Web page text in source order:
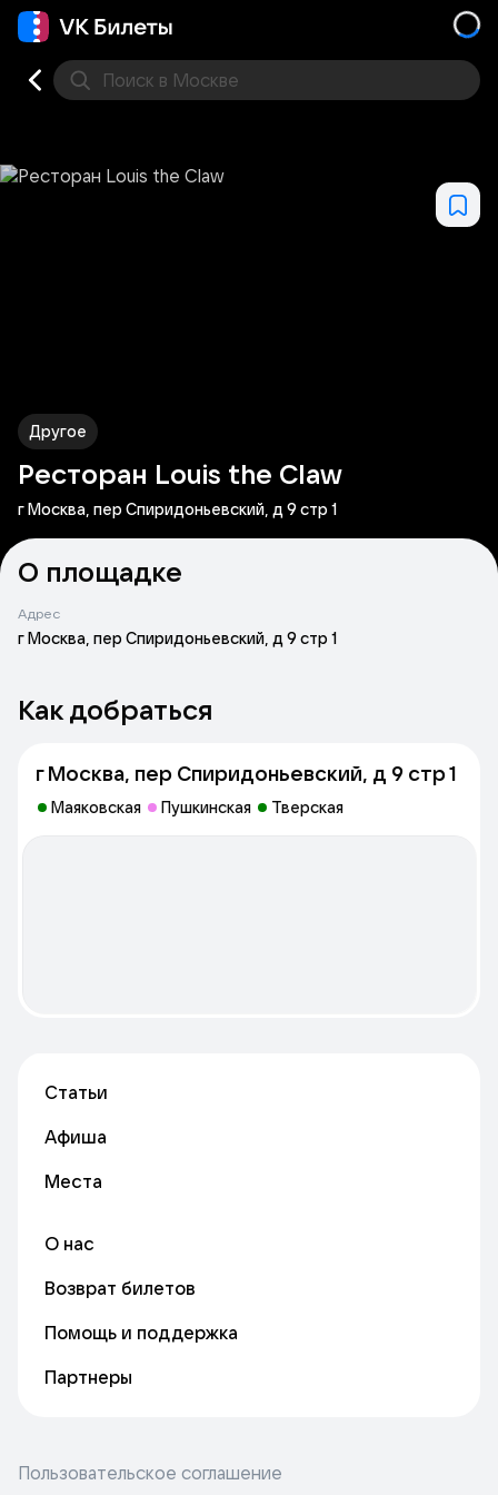
Поиск в Москве
Другое
Ресторан Louis the Claw
г Москва, пер Спиридоньевский, д 9 стр 1
О площадке
Адрес
г Москва, пер Спиридоньевский, д 9 стр 1
Как добраться
г Москва, пер Спиридоньевский, д 9 стр 1
Маяковская Пушкинская Тверская
Статьи
Афиша
Места
О нас
Возврат билетов
Помощь и поддержка
Партнеры
Пользовательское соглашение